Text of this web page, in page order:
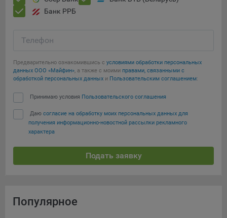
Банк РРБ
Телефон
Предварительно ознакомившись с условиями обработки персональных
данных ООО «Майфин», а также с моими правами, связанными с
обработкой персональных данных и Пользовательским соглашением:
Принимаю условия Пользовательского соглашения
Даю согласие на обработку моих персональных данных для
получения информационно-новостной рассылки рекламного
характера
Подать заявку
Популярное